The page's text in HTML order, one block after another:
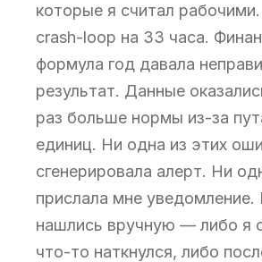
которые я считал
crash-loop на 33 часа.
формула год давала
результат. Данные
раз больше нормы из-за
единиц. Ни одна из этих
сгенерировала алерт. Ни
прислала мне уведомление.
нашлись вручную — либо я
что-то наткнулся, либо